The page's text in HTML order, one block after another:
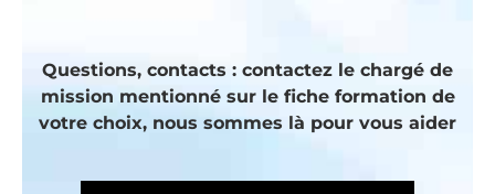
Questions, contacts : contactez le chargé de
mission mentionné sur le fiche formation de
votre choix, nous sommes là pour vous aider